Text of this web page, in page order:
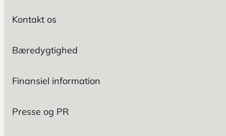
Kontakt os
Bæredygtighed
Finansiel information
Presse og PR